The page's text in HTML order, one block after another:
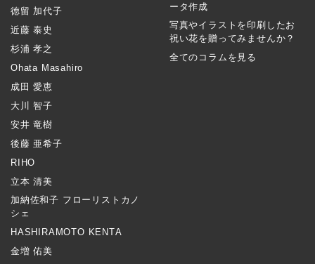
徳留 加代子
近藤 泰史
杉浦 孝之
Ohata Masahiro
成田 愛恵
大川 智子
安井 竜樹
後藤 亜希子
RIHO
立本 清美
加納佐和子 フローリストカノ
シェ
HASHIRAMOTO KENTA
金増 佑美
ータ作成
写真やイラストを印刷したお
祝い花を贈ってみませんか？
全てのコラムを見る